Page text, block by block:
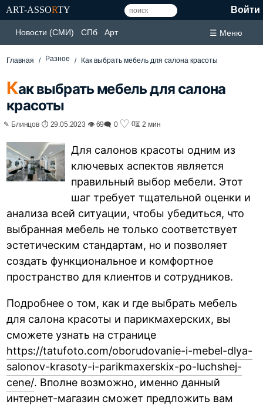
ART-ASSORTY Войти
Новости (СМИ) СПб Арт ☰ Меню
Главная Разное Как выбрать мебель для салона красоты
Как выбрать мебель для салона
красоты
✎ Блинцов ⏱ 29.05.2023 👁 69🗨 0 ♡ 0⏳ 2 мин
Для салонов красоты одним из
ключевых аспектов является
правильный выбор мебели. Этот
шаг требует тщательной оценки и
анализа всей ситуации, чтобы убедиться, что
выбранная мебель не только соответствует
эстетическим стандартам, но и позволяет
создать функциональное и комфортное
пространство для клиентов и сотрудников.
Подробнее о том, как и где выбрать мебель
для салона красоты и парикмахерских, вы
сможете узнать на странице
https://tatufoto.com/oborudovanie-i-mebel-dlya-
salonov-krasoty-i-parikmaxerskix-po-luchshej-
cene/. Вполне возможно, именно данный
интернет-магазин сможет предложить вам